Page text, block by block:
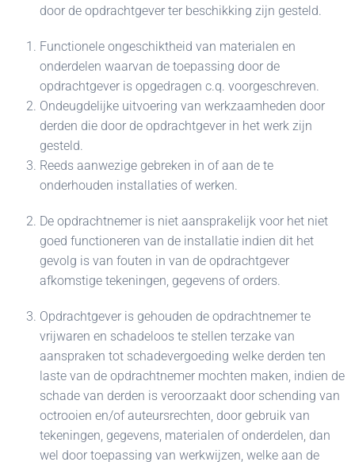
door de opdrachtgever ter beschikking zijn gesteld.
Functionele ongeschiktheid van materialen en
onderdelen waarvan de toepassing door de
opdrachtgever is opgedragen c.q. voorgeschreven.
Ondeugdelijke uitvoering van werkzaamheden door
derden die door de opdrachtgever in het werk zijn
gesteld.
Reeds aanwezige gebreken in of aan de te
onderhouden installaties of werken.
De opdrachtnemer is niet aansprakelijk voor het niet
goed functioneren van de installatie indien dit het
gevolg is van fouten in van de opdrachtgever
afkomstige tekeningen, gegevens of orders.
Opdrachtgever is gehouden de opdrachtnemer te
vrijwaren en schadeloos te stellen terzake van
aanspraken tot schadevergoeding welke derden ten
laste van de opdrachtnemer mochten maken, indien de
schade van derden is veroorzaakt door schending van
octrooien en/of auteursrechten, door gebruik van
tekeningen, gegevens, materialen of onderdelen, dan
wel door toepassing van werkwijzen, welke aan de